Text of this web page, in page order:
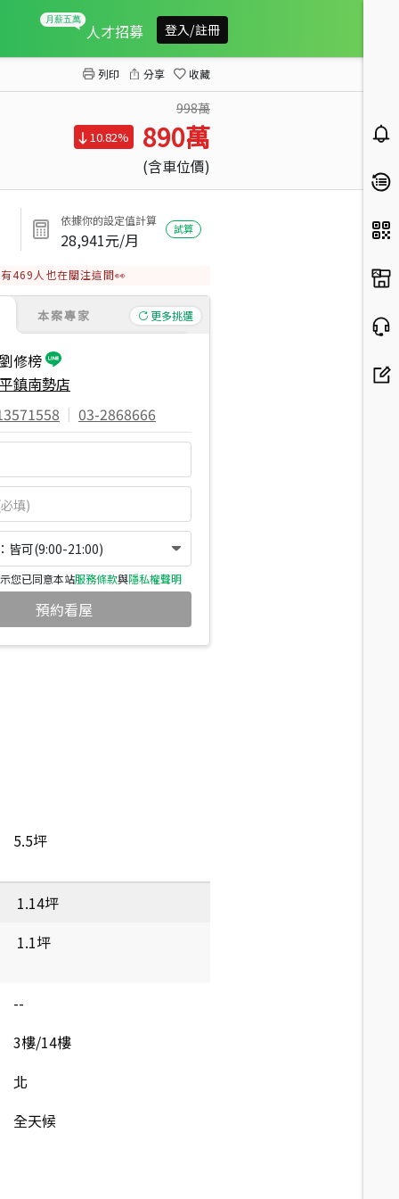
人才招募 登入/註冊
列印 分享 收藏
998萬
10.82% 890萬
(含車位價)
依據你的設定值計算
28,941元/月
試算
有469 人也在關注這間👀
本案專家 更多挑選
劉修榜
平鎮南勢店
| 03-2868666
皆可(9:00-21:00)
您已同意本站服務條款與隱私權聲明
預約看屋
5.5坪
1.14坪
1.1坪
--
3樓/14樓
北
全天候